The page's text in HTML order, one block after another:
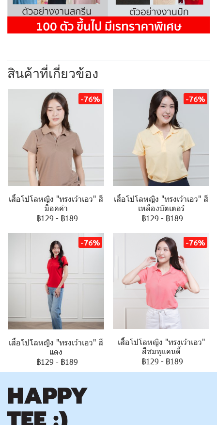
สินค้าที่เกี่ยวข้อง
-76%
เสื้อโปโลหญิง "ทรงเว้าเอว" สี
ม็อคค่า
฿129 - ฿189
-76%
เสื้อโปโลหญิง "ทรงเว้าเอว" สี
เหลืองบัตเตอร์
฿129 - ฿189
-76%
เสื้อโปโลหญิง "ทรงเว้าเอว" สี
แดง
฿129 - ฿189
-76%
เสื้อโปโลหญิง "ทรงเว้าเอว"
สีชมพูแคนดี้
฿129 - ฿189